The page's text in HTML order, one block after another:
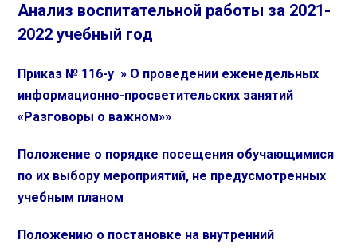
Анализ воспитательной работы за 2021-
2022 учебный год
Приказ № 116-у » О проведении еженедельных
информационно-просветительских занятий
«Разговоры о важном»»
Положение о порядке посещения обучающимися
по их выбору мероприятий, не предусмотренных
учебным планом
Положению о постановке на внутренний